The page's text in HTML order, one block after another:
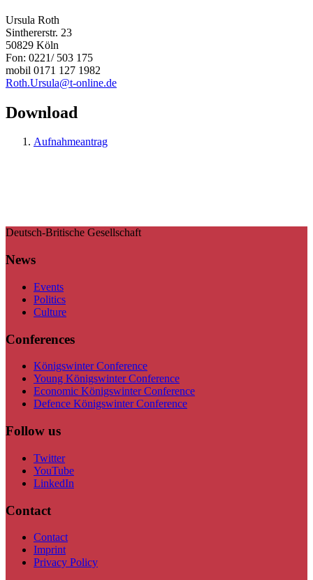
Ursula Roth
Sinthererstr. 23
50829 Köln
Fon: 0221/ 503 175
mobil 0171 127 1982
Roth.Ursula@t-online.de
Download
Aufnahmeantrag
Deutsch-Britische Gesellschaft
News
Events
Politics
Culture
Conferences
Königswinter Conference
Young Königswinter Conference
Economic Königswinter Conference
Defence Königswinter Conference
Follow us
Twitter
YouTube
LinkedIn
Contact
Contact
Imprint
Privacy Policy